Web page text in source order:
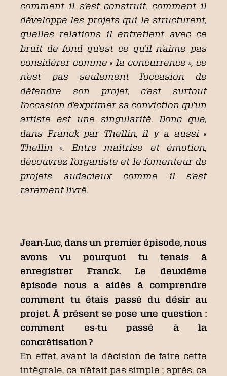
comment il s’est construit, comment il
développe les projets qui le structurent,
quelles relations il entretient avec ce
bruit de fond qu’est ce qu’il n’aime pas
considérer comme « la concurrence », ce
n’est pas seulement l’occasion de
défendre son projet, c’est surtout
l’occasion d’exprimer sa conviction qu’un
artiste est une singularité. Donc que,
dans Franck par Thellin, il y a aussi «
Thellin ». Entre maîtrise et émotion,
découvrez l’organiste et le fomenteur de
projets audacieux comme il s’est
rarement livré.
Jean-Luc, dans un premier épisode, nous
avons vu pourquoi tu tenais à
enregistrer Franck. Le deuxième
épisode nous a aidés à comprendre
comment tu étais passé du désir au
projet. À présent se pose une question :
comment es-tu passé à la
concrétisation ?
En effet, avant la décision de faire cette
intégrale, ça n’était pas simple ; après, ça